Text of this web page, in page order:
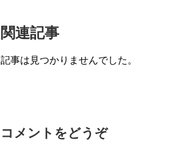
関連記事
記事は見つかりませんでした。
コメントをどうぞ